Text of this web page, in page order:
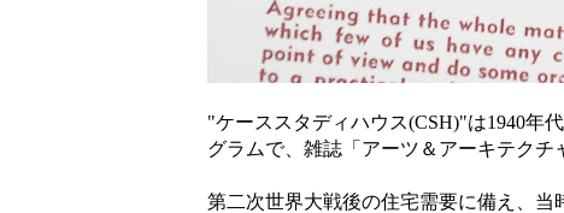
"ケーススタディハウス(CSH)"は1940年
グラムで、雑誌「アーツ＆アーキテクチ
第二次世界大戦後の住宅需要に備え、